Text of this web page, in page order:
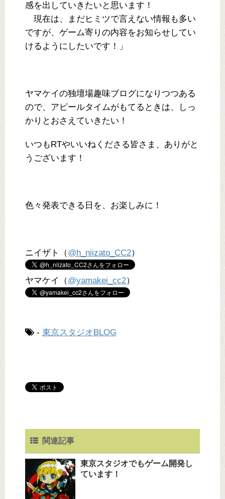
感を出していきたいと思います！
現在は、まだヒミツで言えない情報も多い
ですが、ゲーム寄りの内容をお知らせしてい
けるようにしたいです！」
ヤマケイの独壇場趣味ブログになりつつある
ので、アピールタイムがもてるときは、しっ
かりとおさえていきたい！
いつもRTやいいねくださる皆さま、ありがと
うございます！
色々発表できる日を、お楽しみに！
ニイザト（@h_niizato_CC2）
ヤマケイ（@yamakei_cc2）
- 東京スタジオBLOG
関連記事
東京スタジオでもゲーム開発し
ています！